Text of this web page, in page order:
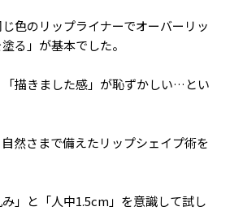
色のリップライナーでオーバーリッ
る」が基本でした。
描きました感」が恥ずかしい…とい
然さまで備えたリップシェイプ術を
」と「人中1.5cm」を意識して試し